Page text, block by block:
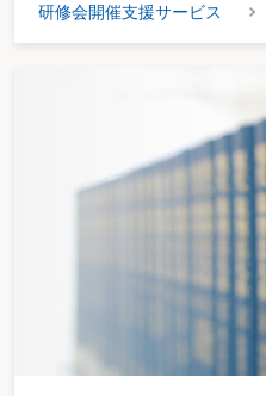
研修会開催支援サービス